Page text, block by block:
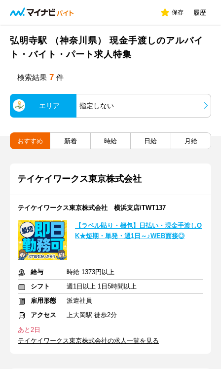
保存 履歴
弘明寺駅 （神奈川県） 現金手渡しのアルバイ
ト・バイト・パート求人特集
検索結果 7 件
エリア 指定しない
おすすめ 新着 時給 日給 月給
テイケイワークス東京株式会社
テイケイワークス東京株式会社 横浜支店/TWT137
【ラベル貼り・梱包】日払い・現金手渡しO
K★短期・単発・週1日～♪WEB面接◎
給与
時給 1373円以上
シフト
週1日以上 1日5時間以上
雇用形態
派遣社員
アクセス
上大岡駅 徒歩2分
あと2日
テイケイワークス東京株式会社の求人一覧を見る